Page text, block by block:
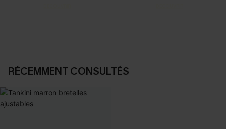
RÉCEMMENT CONSULTÉS